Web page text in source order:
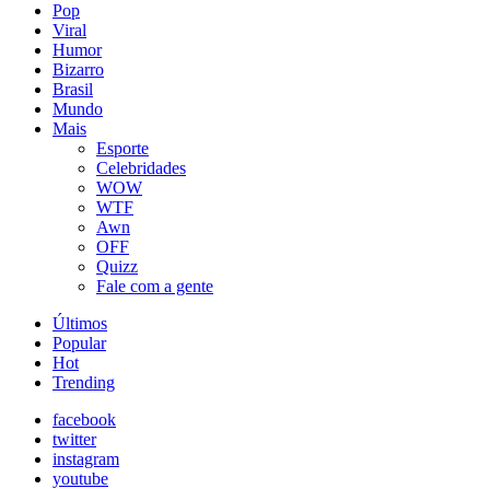
Pop
Viral
Humor
Bizarro
Brasil
Mundo
Mais
Esporte
Celebridades
WOW
WTF
Awn
OFF
Quizz
Fale com a gente
Últimos
Popular
Hot
Trending
facebook
twitter
instagram
youtube